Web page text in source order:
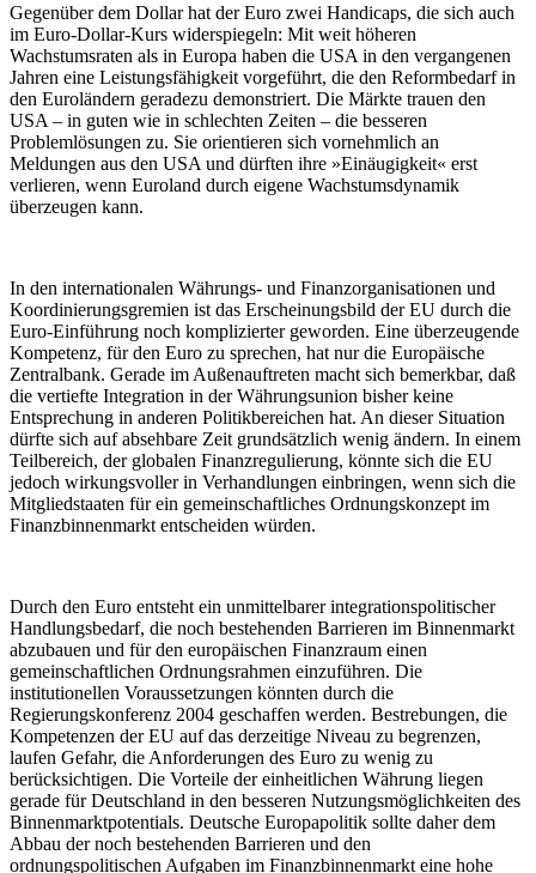
Gegenüber dem Dollar hat der Euro zwei Handicaps, die sich auch
im Euro-Dollar-Kurs widerspiegeln: Mit weit höheren
Wachstumsraten als in Europa haben die USA in den vergangenen
Jahren eine Leistungsfähigkeit vorgeführt, die den Reformbedarf in
den Euroländern geradezu demonstriert. Die Märkte trauen den
USA – in guten wie in schlechten Zeiten – die besseren
Problemlösungen zu. Sie orientieren sich vornehmlich an
Meldungen aus den USA und dürften ihre »Einäugigkeit« erst
verlieren, wenn Euroland durch eigene Wachstumsdynamik
überzeugen kann.
In den internationalen Währungs- und Finanzorganisationen und
Koordinierungsgremien ist das Erscheinungsbild der EU durch die
Euro-Einführung noch komplizierter geworden. Eine überzeugende
Kompetenz, für den Euro zu sprechen, hat nur die Europäische
Zentralbank. Gerade im Außenauftreten macht sich bemerkbar, daß
die vertiefte Integration in der Währungsunion bisher keine
Entsprechung in anderen Politikbereichen hat. An dieser Situation
dürfte sich auf absehbare Zeit grundsätzlich wenig ändern. In einem
Teilbereich, der globalen Finanzregulierung, könnte sich die EU
jedoch wirkungsvoller in Verhandlungen einbringen, wenn sich die
Mitgliedstaaten für ein gemeinschaftliches Ordnungskonzept im
Finanzbinnenmarkt entscheiden würden.
Durch den Euro entsteht ein unmittelbarer integrationspolitischer
Handlungsbedarf, die noch bestehenden Barrieren im Binnenmarkt
abzubauen und für den europäischen Finanzraum einen
gemeinschaftlichen Ordnungsrahmen einzuführen. Die
institutionellen Voraussetzungen könnten durch die
Regierungskonferenz 2004 geschaffen werden. Bestrebungen, die
Kompetenzen der EU auf das derzeitige Niveau zu begrenzen,
laufen Gefahr, die Anforderungen des Euro zu wenig zu
berücksichtigen. Die Vorteile der einheitlichen Währung liegen
gerade für Deutschland in den besseren Nutzungsmöglichkeiten des
Binnenmarktpotentials. Deutsche Europapolitik sollte daher dem
Abbau der noch bestehenden Barrieren und den
ordnungspolitischen Aufgaben im Finanzbinnenmarkt eine hohe